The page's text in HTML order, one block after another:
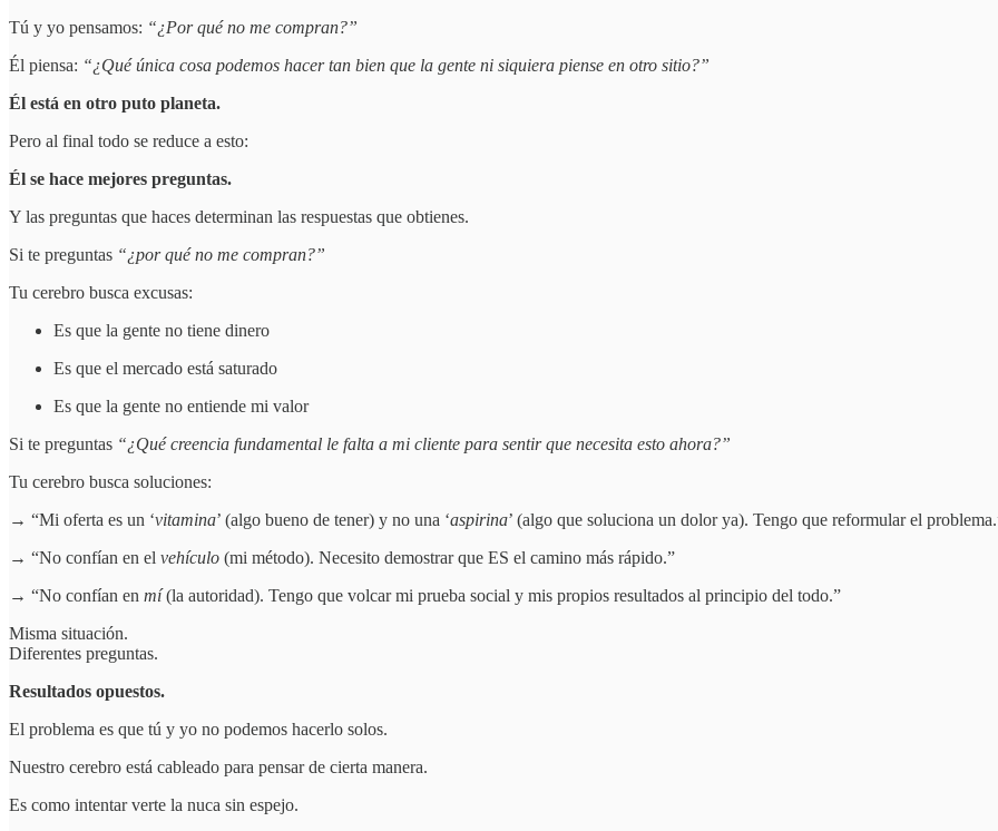
Tú y yo pensamos: “¿Por qué no me compran?”
Él piensa: “¿Qué única cosa podemos hacer tan bien que la gente ni siquiera piense en otro sitio?”
Él está en otro puto planeta.
Pero al final todo se reduce a esto:
Él se hace mejores preguntas.
Y las preguntas que haces determinan las respuestas que obtienes.
Si te preguntas “¿por qué no me compran?”
Tu cerebro busca excusas:
Es que la gente no tiene dinero
Es que el mercado está saturado
Es que la gente no entiende mi valor
Si te preguntas “¿Qué creencia fundamental le falta a mi cliente para sentir que necesita esto ahora?”
Tu cerebro busca soluciones:
→ “Mi oferta es un ‘vitamina’ (algo bueno de tener) y no una ‘aspirina’ (algo que soluciona un dolor ya). Tengo que reformular el
→ “No confían en el vehículo (mi método). Necesito demostrar que ES el camino más rápido.”
→ “No confían en mí(la autoridad). Tengo que volcar mi prueba social y mis propios resultados al principio del todo.”
Misma situación.
Diferentes preguntas.
Resultados opuestos.
El problema es que tú y yo no podemos hacerlo solos.
Nuestro cerebro está cableado para pensar de cierta manera.
Es como intentar verte la nuca sin espejo.